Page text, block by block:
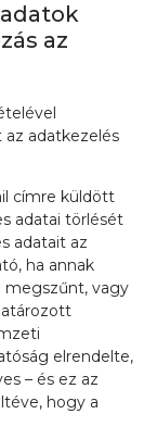
az
az adatkezelés
címre küldött
adatai törlését
adatait az
ha annak
megszűnt, vagy
elrendelte,
– és ez az
hogy a